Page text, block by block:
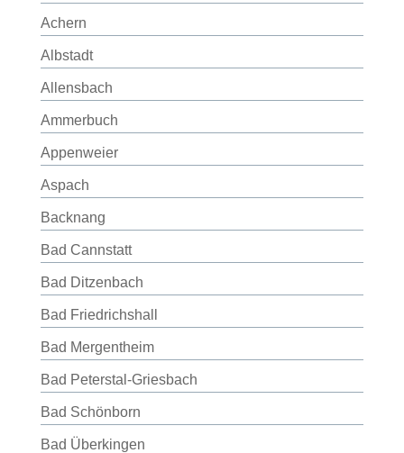
Achern
Albstadt
Allensbach
Ammerbuch
Appenweier
Aspach
Backnang
Bad Cannstatt
Bad Ditzenbach
Bad Friedrichshall
Bad Mergentheim
Bad Peterstal-Griesbach
Bad Schönborn
Bad Überkingen